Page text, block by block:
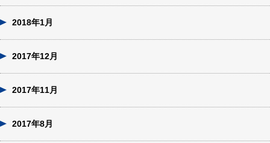
2018年1月
2017年12月
2017年11月
2017年8月